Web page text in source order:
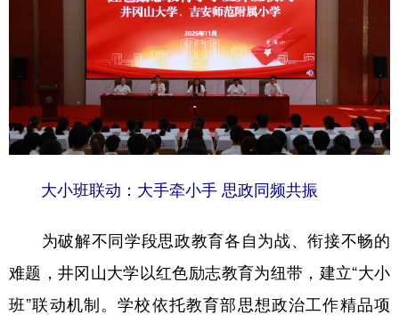
一带一路 亚太网
地方频道
北京 天津 河北 山西
辽宁 吉林 上海
浙江 安徽 福建 江西
山东 河南 湖北 湖南
广东 广西 海南 重庆
大小班联动：大手牵小手 思政同频共振
为破解不同学段思政教育各自为战、衔接不畅的
难题，井冈山大学以红色励志教育为纽带，建立“大小
班”联动机制。学校依托教育部思想政治工作精品项